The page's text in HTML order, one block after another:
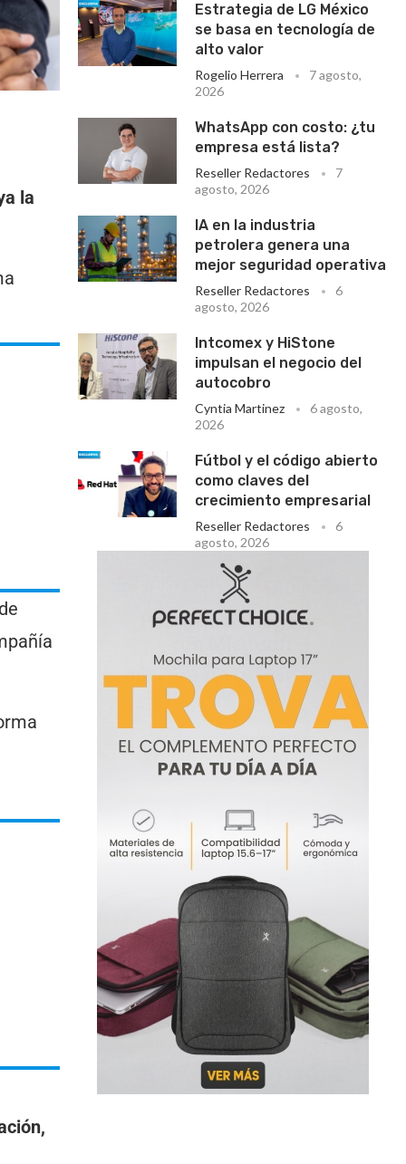
la
Estrategia de LG México
se basa en tecnología de
alto valor
Rogelio Herrera
7 agosto,
2026
WhatsApp con costo: ¿tu
empresa está lista?
Reseller Redactores
7
agosto, 2026
IA en la industria
petrolera genera una
mejor seguridad operativa
Reseller Redactores
6
agosto, 2026
Intcomex y HiStone
impulsan el negocio del
autocobro
Cyntia Martinez
6 agosto,
2026
Fútbol y el código abierto
como claves del
crecimiento empresarial
Reseller Redactores
6
agosto, 2026